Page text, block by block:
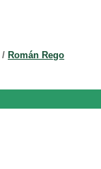
/ Román Rego